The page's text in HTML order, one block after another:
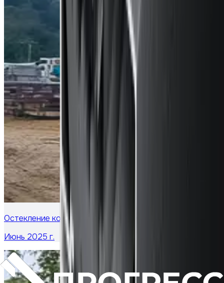
Остекление коттеджа в Московской области
Июнь 2025 г.